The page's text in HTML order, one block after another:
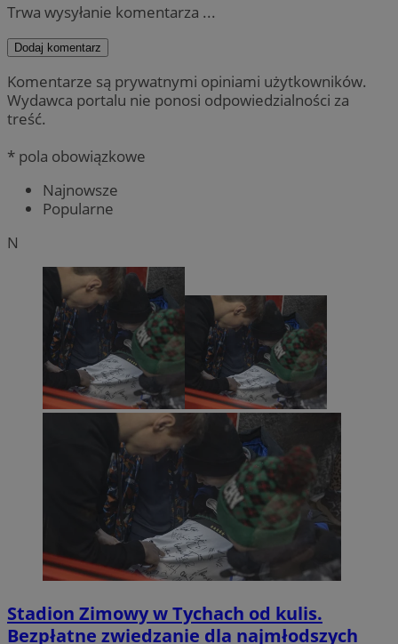
Trwa wysyłanie komentarza ...
Dodaj komentarz
Komentarze są prywatnymi opiniami użytkowników.
Wydawca portalu nie ponosi odpowiedzialności za
treść.
* pola obowiązkowe
Najnowsze
Popularne
N
Stadion Zimowy w Tychach od kulis.
Bezpłatne zwiedzanie dla najmłodszych